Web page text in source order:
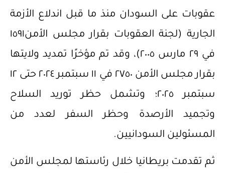
عقوبات على السودان منذ ما قبل اندلاع الأزمة
الجارية (لجنة العقوبات بقرار مجلس الأمن١٥٩١
في ٢٩ مارس ٢٠٠٥)، وقد تم مؤخرًا تمديد ولايتها
بقرار مجلس الأمن ٢٧٥٠ في ١١ سبتمبر ٢٠٢٤ حتى ١٢
سبتمبر ٢٠٢٥؛ وتشمل حظر توريد السلاح
وتجميد الأرصدة وحظر السفر لعدد من
المسئولين السودانيين.
ثم تقدمت بريطانيا خلال رئاستها لمجلس الأمن